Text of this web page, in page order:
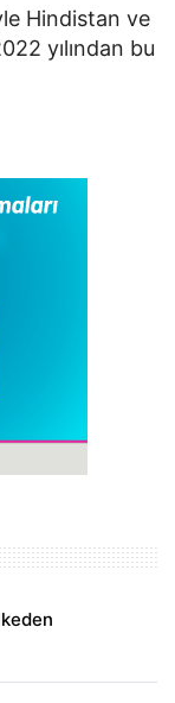
Hindistan ve
yılından bu